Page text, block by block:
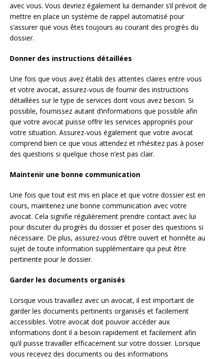
avec vous. Vous devriez également lui demander s’il prévoit de
mettre en place un système de rappel automatisé pour
s’assurer que vous êtes toujours au courant des progrès du
dossier.
Donner des instructions détaillées
Une fois que vous avez établi des attentes claires entre vous
et votre avocat, assurez-vous de fournir des instructions
détaillées sur le type de services dont vous avez besoin. Si
possible, fournissez autant d’informations que possible afin
que votre avocat puisse offrir les services appropriés pour
votre situation. Assurez-vous également que votre avocat
comprend bien ce que vous attendez et n’hésitez pas à poser
des questions si quelque chose n’est pas clair.
Maintenir une bonne communication
Une fois que tout est mis en place et que votre dossier est en
cours, maintenez une bonne communication avec votre
avocat. Cela signifie régulièrement prendre contact avec lui
pour discuter du progrès du dossier et poser des questions si
nécessaire. De plus, assurez-vous d’être ouvert et honnête au
sujet de toute information supplémentaire qui peut être
pertinente pour le dossier.
Garder les documents organisés
Lorsque vous travaillez avec un avocat, il est important de
garder les documents pertinents organisés et facilement
accessibles. Votre avocat doit pouvoir accéder aux
informations dont il a besoin rapidement et facilement afin
qu’il puisse travailler efficacement sur votre dossier. Lorsque
vous recevez des documents ou des informations